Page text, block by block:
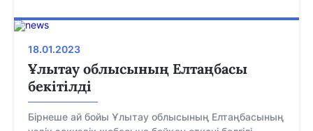
18.01.2023
Ұлытау облысының Елтаңбасы
бекітілді
Бірнеше ай бойы Ұлытау облысының Елтаңбасының